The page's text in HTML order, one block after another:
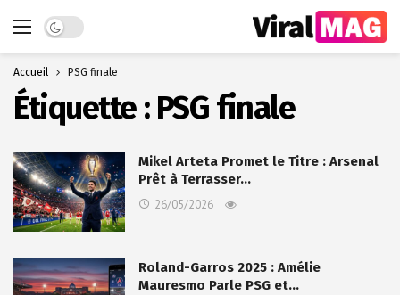
Dark mode
Accueil PSG finale
Étiquette : PSG finale
Mikel Arteta Promet le Titre : Arsenal
Prêt à Terrasser…
26/05/2026
Roland-Garros 2025 : Amélie
Mauresmo Parle PSG et…